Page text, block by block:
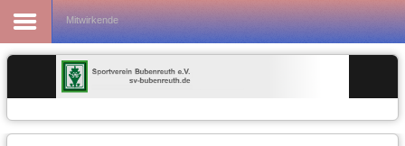
Mitwirkende
Fußball